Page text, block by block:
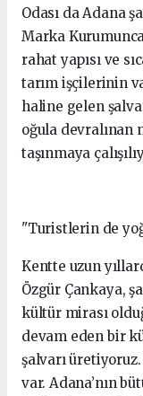
Odası da Adana
Marka
rahat yapısı ve
tarım işçilerinin
haline gelen
oğula devralınan
taşınmaya
"Turistlerin de
Kentte uzun
Özgür Çankaya,
kültür mirası
devam eden bir
şalvarı
var. Adana’nın